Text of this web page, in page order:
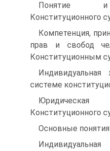
Понятие и
Конституционного
Компетенция,
прав и свобод
Конституционным
системе
Конституционного
Основные понятия
Индивидуальная